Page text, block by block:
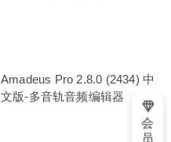
Amadeus Pro 2.8.0 (2434) 中
文版-多音轨音频编辑器
会
员